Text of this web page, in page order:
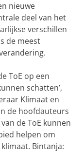
nieuwe
deel van het
verschillen
de meest
ToE op een
schatten’,
Klimaat en
de hoofdauteurs
de ToE kunnen
helpen om
Bintanja: